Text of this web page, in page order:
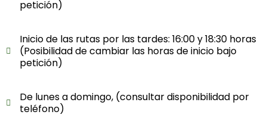
petición)
Inicio de las rutas por las tardes: 16:00 y 18:30 horas
(Posibilidad de cambiar las horas de inicio bajo
petición)
De lunes a domingo, (consultar disponibilidad por
teléfono)